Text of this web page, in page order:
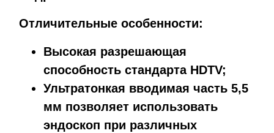
Отличительные особенности:
Высокая разрешающая
способность стандарта HDTV;
Ультратонкая вводимая часть 5,5
мм позволяет использовать
эндоскоп при различных